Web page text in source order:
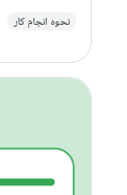
نحوه انجام کار